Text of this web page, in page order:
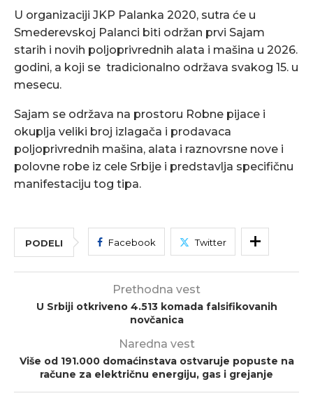
U organizaciji JKP Palanka 2020, sutra će u
Smederevskoj Palanci biti održan prvi Sajam
starih i novih poljoprivrednih alata i mašina u 2026.
godini, a koji se tradicionalno održava svakog 15. u
mesecu.
Sajam se održava na prostoru Robne pijace i
okuplja veliki broj izlagača i prodavaca
poljoprivrednih mašina, alata i raznovrsne nove i
polovne robe iz cele Srbije i predstavlja specifičnu
manifestaciju tog tipa.
PODELI Facebook Twitter
Prethodna vest
U Srbiji otkriveno 4.513 komada falsifikovanih
novčanica
Naredna vest
Više od 191.000 domaćinstava ostvaruje popuste na
račune za električnu energiju, gas i grejanje